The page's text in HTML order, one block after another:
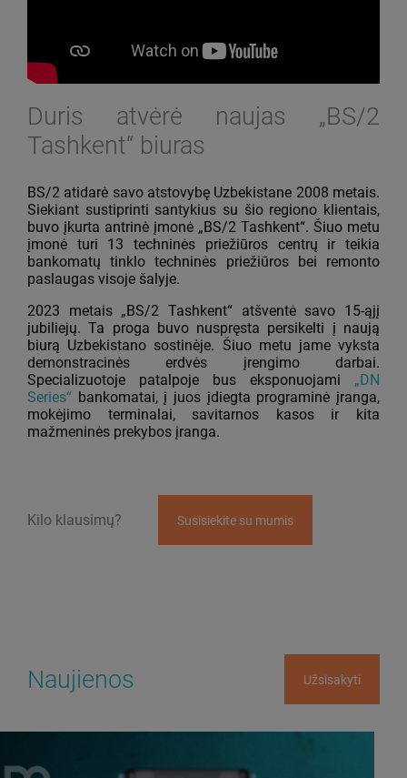
Duris atvėrė naujas „BS/2
Tashkent“ biuras
BS/2 atidarė savo atstovybę Uzbekistane 2008 metais.
Siekiant sustiprinti santykius su šio regiono klientais,
buvo įkurta antrinė įmonė „BS/2 Tashkent“. Šiuo metu
įmonė turi 13 techninės priežiūros centrų ir teikia
bankomatų tinklo techninės priežiūros bei remonto
paslaugas visoje šalyje.
2023 metais „BS/2 Tashkent“ atšventė savo 15-ąjį
jubiliejų. Ta proga buvo nuspręsta persikelti į naują
biurą Uzbekistano sostinėje. Šiuo metu jame vyksta
demonstracinės erdvės įrengimo darbai.
Specializuotoje patalpoje bus eksponuojami „DN
Series“ bankomatai, į juos įdiegta programinė įranga,
mokėjimo terminalai, savitarnos kasos ir kita
mažmeninės prekybos įranga.
Kilo klausimų? Susisiekite su mumis
Naujienos Užsisakyti